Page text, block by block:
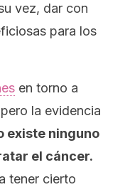
vez, dar con
para los
en torno a
la evidencia
existe ninguno
el cáncer.
tener cierto